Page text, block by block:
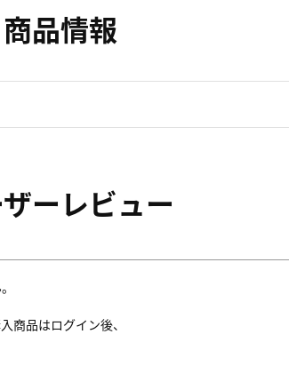
商品情報
ーレビュー
商品はログイン後、